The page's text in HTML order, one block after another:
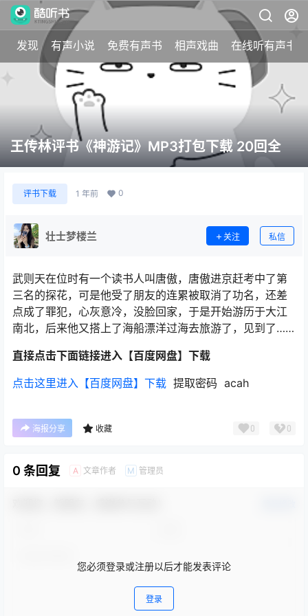
发现 有声小说 免费有声书 相声戏曲 在线听有声书
王传林评书《神游记》MP3打包下载 20回全
评书下载 1 年前 0
壮士梦楼兰 关注 私信
武则天在位时有一个读书人叫唐傲，唐傲进京赶考中了第
三名的探花，可是他受了朋友的连累被取消了功名，还差
点成了罪犯，心灰意冷，没脸回家，于是开始游历于大江
南北，后来他又搭上了海船漂洋过海去旅游了，见到了……
直接点击下面链接进入【百度网盘】下载
点击这里进入【百度网盘】下载 提取密码 acah
海报分享 收藏 0 0
0 条回复 A 文章作者 M 管理员
您必须登录或注册以后才能发表评论
登录